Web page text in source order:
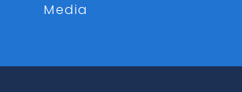
Media